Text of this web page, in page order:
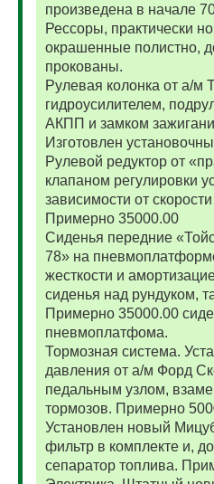
произведена в начале
Рессоры, практически
окрашенные полистно,
прокованы.
Рулевая колонка от а/м
гидроусилителем,
АКПП и замком
Изготовлен
Рулевой редуктор от
клапаном регулировки
зависимости от
Примерно 35000.00
Сиденья передние
78» на
жесткости и
сиденья над рундуком,
Примерно 35000.00
пневмоплатфома.
Тормозная система.
давления от а/м Форд
педальным узлом,
тормозов. Примерно
Установлен новый
фильтр в комплекте и,
сепаратор топлива.